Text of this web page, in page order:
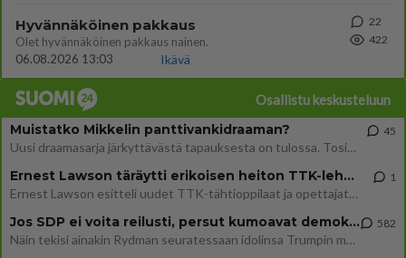
Hyvännäköinen pakkaus
Olet hyvännäköinen pakkaus nainen.
06.08.2026 13:03
Ikävä
22
422
Osallistu keskusteluun
Muistatko Mikkelin panttivankidraaman?
Uusi draamasarja järkyttävästä tapauksesta on tulossa. Tositapahtumiin perustuva sarja ammentaa vuoden 1986 Mikkelin pan
45
Ernest Lawson täräytti erikoisen heiton TTK-lehdistötilaisuudessa: " Onko tässä tarkoituksena...?"
Ernest Lawson esitteli uudet TTK-tähtioppilaat ja opettajat torstaina 6.8. lehdistölle. Tulevalla kaudella on yksi hausk
1
Jos SDP ei voita reilusti, persut kumoavat demokratian Suomesta
Näin tekisi ainakin Rydman seuratessaan idolinsa Trumpin mallia https://www.is.fi/politiikka/art-2000012187244.html
582